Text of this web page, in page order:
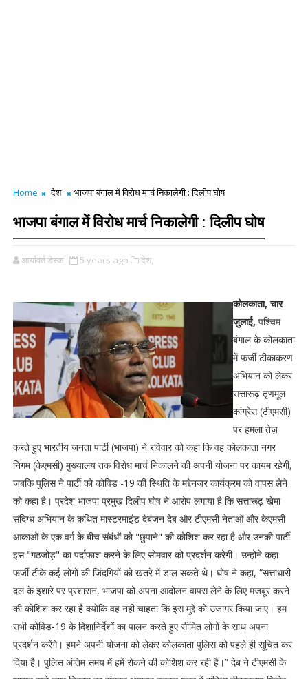
Home देश भाजपा बंगाल में विरोध मार्च निकालेगी : दिलीप घोष
भाजपा बंगाल में विरोध मार्च निकालेगी : दिलीप घोष
आर्यावर्त डेस्क 5 years ago देश,
कोलकाता, चार
जुलाई, पश्चिम
बंगाल के कोलकाता
में फर्जी टीकाकरण
अभियान को लेकर
सत्तारूढ़ तृणमूल
कांग्रेस (टीएमसी)
पर हमला तेज़
करते हुए भारतीय जनता पार्टी (भाजपा) ने रविवार को कहा कि वह कोलकाता नगर
निगम (केएमसी) मुख्यालय तक विरोध मार्च निकालने की अपनी योजना पर कायम रहेगी,
जबकि पुलिस ने पार्टी को कोविड ​​-19 की स्थिति के मद्देनजर कार्यक्रम को वापस लेने
को कहा है। प्रदेश भाजपा प्रमुख दिलीप घोष ने आरोप लगाया है कि सत्तारूढ़ खेमा
संदिग्ध अभियान के कथित मास्टरमाइंड देबंजन देब और टीएमसी नेताओं और केएमसी
आकाओं के एक वर्ग के बीच संबंधों को "छुपाने" की कोशिश कर रहा है और उनकी पार्टी
इस "गठजोड़" का पर्दाफाश करने के लिए सोमवार को प्रदर्शन करेगी। उन्होंने कहा
फर्जी टीके कई लोगों की जिंदगियों को खतरे में डाल सकते थे। घोष ने कहा, “सत्ताधारी
दल के इशारे पर प्रशासन, भाजपा को अपना आंदोलन वापस लेने के लिए मजबूर करने
की कोशिश कर रहा है क्योंकि वह नहीं चाहता कि इस मुद्दे को उजागर किया जाए। हम
सभी कोविड-19 के दिशानिर्देशों का पालन करते हुए सीमित लोगों के साथ अपना
प्रदर्शन करेंगे। हमने अपनी योजना को लेकर कोलकाता पुलिस को पहले ही सूचित कर
दिया है। पुलिस अंतिम समय में हमें रोकने की कोशिश कर रही है।” देब ने टीएमसी के